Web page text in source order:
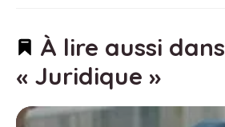
À lire aussi dans
« Juridique »